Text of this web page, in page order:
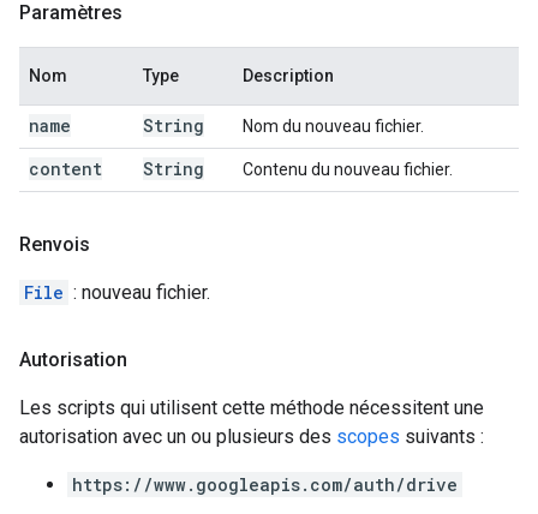
Paramètres
Nom Type Description
name String Nom du nouveau fichier.
content String Contenu du nouveau fichier.
Renvois
File : nouveau fichier.
Autorisation
Les scripts qui utilisent cette méthode nécessitent une
autorisation avec un ou plusieurs des scopes suivants :
https://www.googleapis.com/auth/drive